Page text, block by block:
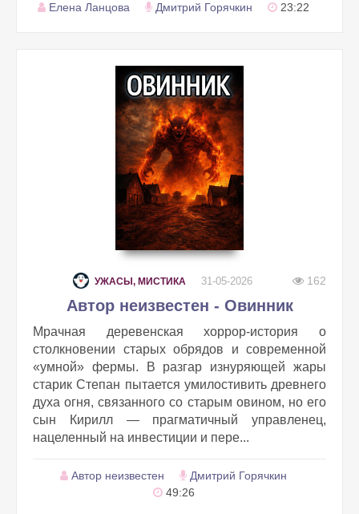
Елена Ланцова Дмитрий Горячкин 23:22
УЖАСЫ, МИСТИКА 31-05-2026 162
Автор неизвестен - Овинник
Мрачная деревенская хоррор-история о
столкновении старых обрядов и современной
«умной» фермы. В разгар изнуряющей жары
старик Степан пытается умилостивить древнего
духа огня, связанного со старым овином, но его
сын Кирилл — прагматичный управленец,
нацеленный на инвестиции и пере...
Автор неизвестен
Дмитрий Горячкин
49:26